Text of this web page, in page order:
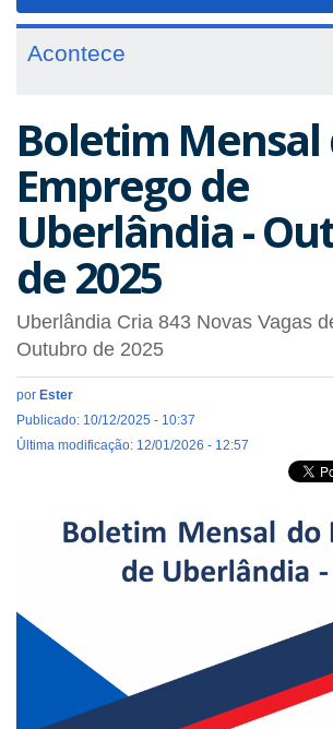
Acontece
Boletim Mensal
Emprego de
Uberlândia -
de 2025
Uberlândia Cria 843 Novas Vagas
Outubro de 2025
por Ester
Publicado: 10/12/2025 - 10:37
Última modificação: 12/01/2026 - 12:57